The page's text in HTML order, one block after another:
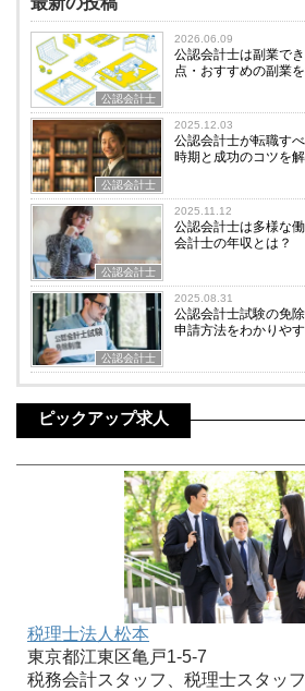
公認会計士
2026.06.09
公認会計士は副業で
点・おすすめの副業
公認会計士
2025.12.03
公認会計士が転職す
時期と成功のコツを
公認会計士
2025.11.12
公認会計士は多様な
会計士の年収とは？
公認会計士
2025.08.31
公認会計士試験の免
申請方法をわかりや
ピックアップ求人
税理士法人松本
東京都江東区亀戸1-5-7
税務会計スタッフ、税理士スタッフ